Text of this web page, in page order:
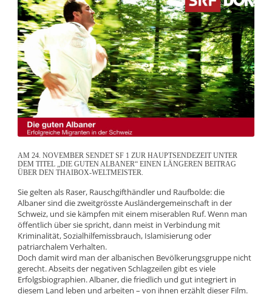
AM 24. NOVEMBER SENDET SF 1 ZUR HAUPTSENDEZEIT UNTER
DEM TITEL „DIE GUTEN ALBANER“ EINEN LÄNGEREN BEITRAG
ÜBER DEN THAIBOX-WELTMEISTER.
Sie gelten als Raser, Rauschgifthändler und Raufbolde: die
Albaner sind die zweitgrösste Ausländergemeinschaft in der
Schweiz, und sie kämpfen mit einem miserablen Ruf. Wenn man
öffentlich über sie spricht, dann meist in Verbindung mit
Kriminalität, Sozialhilfemissbrauch, Islamisierung oder
patriarchalem Verhalten.
Doch damit wird man der albanischen Bevölkerungsgruppe nicht
gerecht. Abseits der negativen Schlagzeilen gibt es viele
Erfolgsbiographien. Albaner, die friedlich und gut integriert in
diesem Land leben und arbeiten – von ihnen erzählt dieser Film.